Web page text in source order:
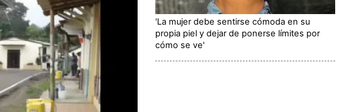
'La mujer debe sentirse cómoda en su
propia piel y dejar de ponerse límites por
cómo se ve'